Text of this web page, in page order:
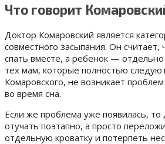
Что говорит
Доктор Комаровский является
совместного засыпания. Он
спать вместе, а ребенок —
тех мам, которые полностью
Комаровского, не возникает
во время сна.
Если же проблема уже появилась, то
отучать поэтапно, а просто
отдельную кроватку и потерпеть